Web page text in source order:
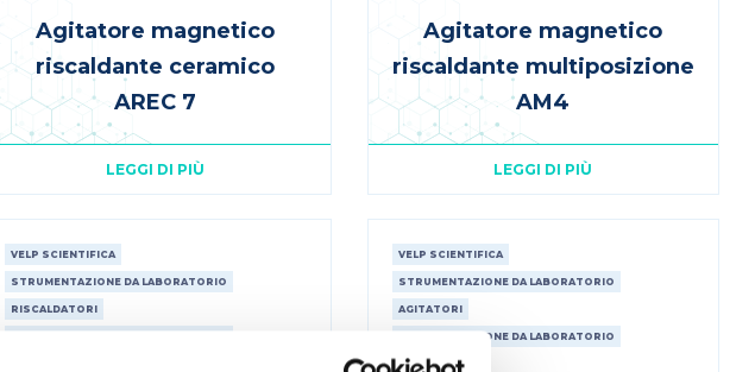
Agitatore magnetico
riscaldante ceramico
AREC 7
LEGGI DI PIÙ
Agitatore magnetico
riscaldante multiposizione
AM4
LEGGI DI PIÙ
VELP SCIENTIFICA
STRUMENTAZIONE DA LABORATORIO
RISCALDATORI
VELP SCIENTIFICA
STRUMENTAZIONE DA LABORATORIO
AGITATORI
STRUMENTAZIONE DA LABORATORIO
RISCALDATORI